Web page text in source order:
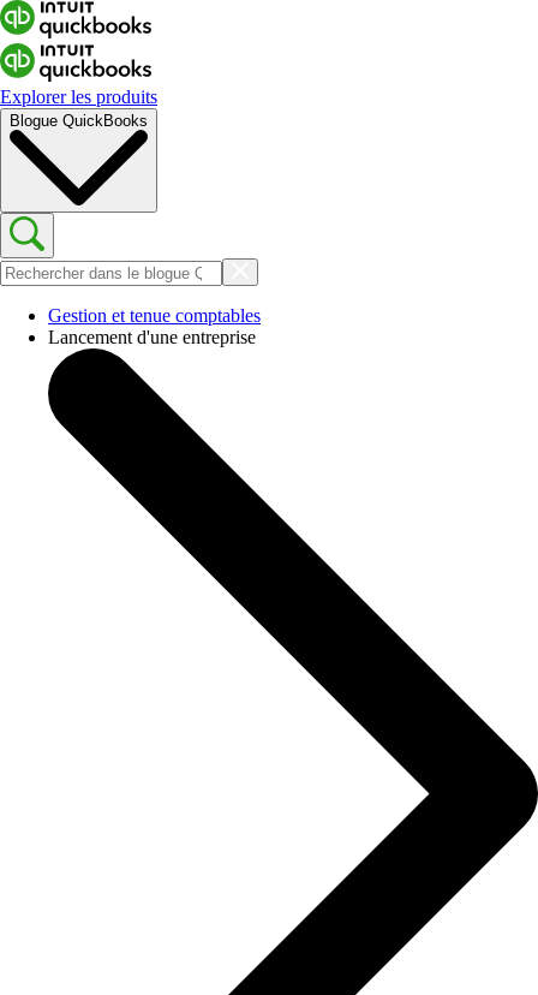
Explorer les produits
Blogue QuickBooks
Gestion et tenue comptables
Lancement d'une entreprise